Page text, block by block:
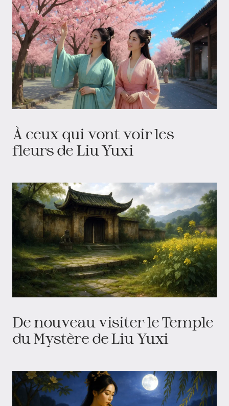
À ceux qui vont voir les
fleurs de Liu Yuxi
De nouveau visiter le Temple
du Mystère de Liu Yuxi